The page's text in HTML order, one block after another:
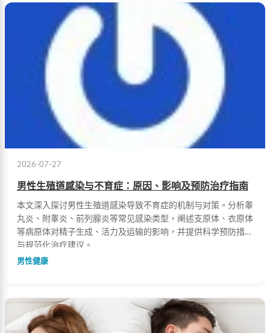
2026-07-27
男性生殖道感染与不育症：原因、影响及预防治疗指南
本文深入探讨男性生殖道感染导致不育症的机制与对策。分析睾
丸炎、附睾炎、前列腺炎等常见感染类型，阐述支原体、衣原体
等病原体对精子生成、活力及运输的影响，并提供科学预防措施
与规范化治疗建议。
男性健康